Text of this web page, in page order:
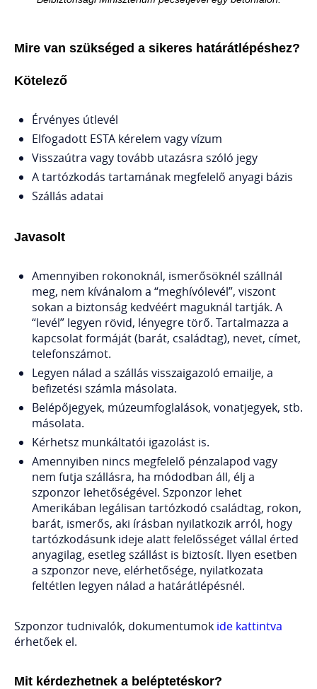
Mire van szükséged a sikeres határátlépéshez?
Kötelező
Érvényes útlevél
Elfogadott ESTA kérelem vagy vízum
Visszaútra vagy tovább utazásra szóló jegy
A tartózkodás tartamának megfelelő anyagi bázis
Szállás adatai
Javasolt
Amennyiben rokonoknál, ismerősöknél szállnál
meg, nem kívánalom a “meghívólevél”, viszont
sokan a biztonság kedvéért maguknál tartják. A
“levél” legyen rövid, lényegre törő. Tartalmazza a
kapcsolat formáját (barát, családtag), nevet, címet,
telefonszámot.
Legyen nálad a szállás visszaigazoló emailje, a
befizetési számla másolata.
Belépőjegyek, múzeumfoglalások, vonatjegyek, stb.
másolata.
Kérhetsz munkáltatói igazolást is.
Amennyiben nincs megfelelő pénzalapod vagy
nem futja szállásra, ha módodban áll, élj a
szponzor lehetőségével. Szponzor lehet
Amerikában legálisan tartózkodó családtag, rokon,
barát, ismerős, aki írásban nyilatkozik arról, hogy
tartózkodásunk ideje alatt felelősséget vállal érted
anyagilag, esetleg szállást is biztosít. Ilyen esetben
a szponzor neve, elérhetősége, nyilatkozata
feltétlen legyen nálad a határátlépésnél.
Szponzor tudnivalók, dokumentumok ide kattintva
érhetőek el.
Mit kérdezhetnek a beléptetéskor?